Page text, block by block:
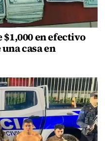
en efectivo
casa en